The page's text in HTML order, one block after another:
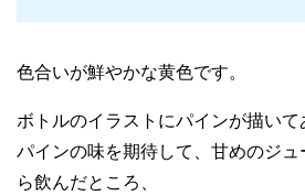
色合いが鮮やかな黄色です。
ボトルのイラストにパインが描いて
パインの味を期待して、甘めのジ
ら飲んだところ、